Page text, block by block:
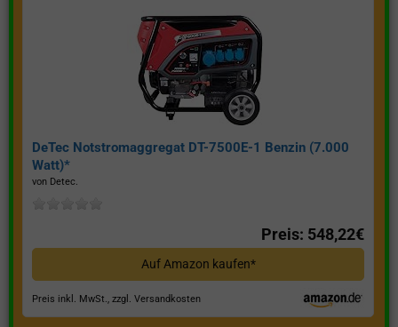
DeTec Notstromaggregat DT-7500E-1 Benzin (7.000
Watt)*
von Detec.
Preis: 548,22€
Auf Amazon kaufen*
Preis inkl. MwSt., zzgl. Versandkosten